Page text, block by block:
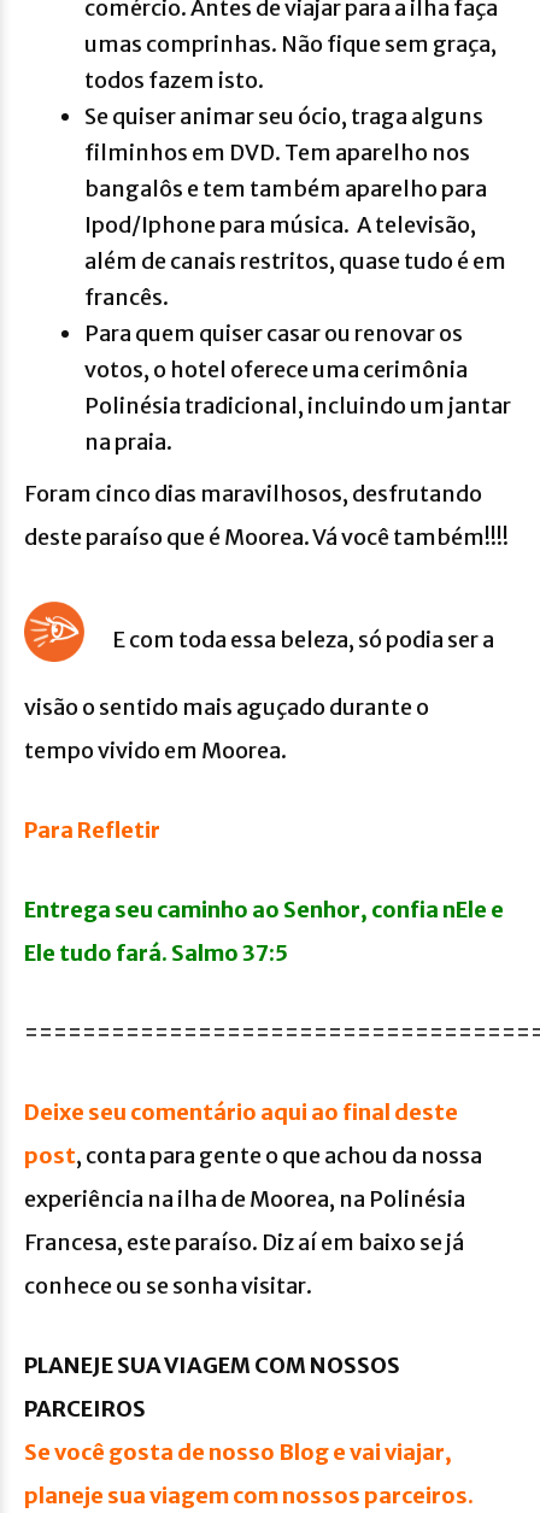
comércio. Antes de viajar para a ilha faça
umas comprinhas. Não fique sem graça,
todos fazem isto.
Se quiser animar seu ócio, traga alguns
filminhos em DVD. Tem aparelho nos
bangalôs e tem também aparelho para
Ipod/Iphone para música. A televisão,
além de canais restritos, quase tudo é em
francês.
Para quem quiser casar ou renovar os
votos, o hotel oferece uma cerimônia
Polinésia tradicional, incluindo um jantar
na praia.
Foram cinco dias maravilhosos, desfrutando
deste paraíso que é Moorea. Vá você também!!!!
E com toda essa beleza, só podia ser a
visão o sentido mais aguçado durante o
tempo vivido em Moorea.
Para Refletir
Entrega seu caminho ao Senhor, confia nEle e
Ele tudo fará. Salmo 37:5
Deixe seu comentário aqui ao final deste
post, conta para gente o que achou da nossa
experiência na ilha de Moorea, na Polinésia
Francesa, este paraíso. Diz aí em baixo se já
conhece ou se sonha visitar.
PLANEJE SUA VIAGEM COM NOSSOS
PARCEIROS
Se você gosta de nosso Blog e vai viajar,
planeje sua viagem com nossos parceiros.